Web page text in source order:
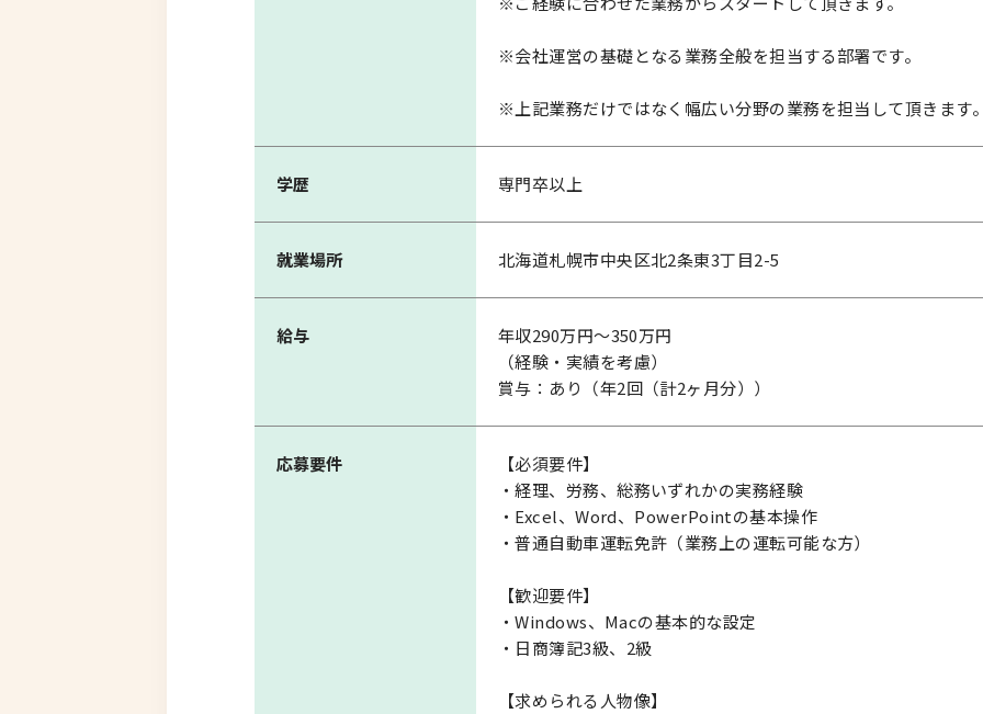
※会社運営の基礎となる業務全般を担当する部署です。
※上記業務だけではなく幅広い分野の業務を担当して頂きます。
学歴 専門卒以上
就業場所 北海道札幌市中央区北2条東3丁目2-5
給与
年収290万円～350万円
（経験・実績を考慮）
賞与：あり（年2回（計2ヶ月分））
応募要件
【必須要件】
・経理、労務、総務いずれかの実務経験
・Excel、Word、PowerPointの基本操作
・普通自動車運転免許（業務上の運転可能な方）
【歓迎要件】
・Windows、Macの基本的な設定
・日商簿記3級、2級
【求められる人物像】